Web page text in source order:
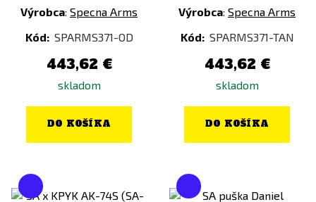
Výrobca: Specna Arms
Kód: SPARMS371-OD
443,62 €
skladom
DO KOŠÍKA
Výrobca: Specna Arms
Kód: SPARMS371-TAN
443,62 €
skladom
DO KOŠÍKA